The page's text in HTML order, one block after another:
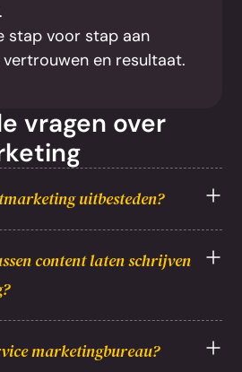
stap voor stap aan
en resultaat.
vragen over
uitbesteden?
content laten schrijven
marketingbureau?